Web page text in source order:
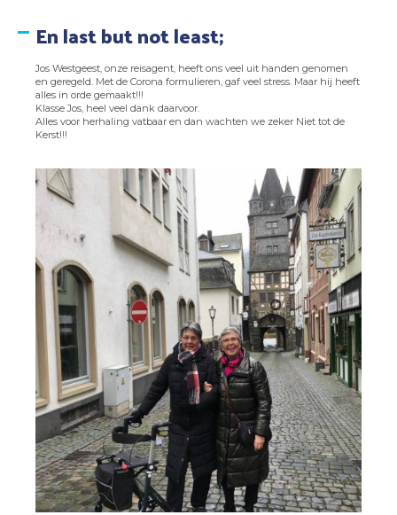
En last but not least;
Jos Westgeest, onze reisagent, heeft ons veel uit handen genomen
en geregeld. Met de Corona formulieren, gaf veel stress. Maar hij heeft
alles in orde gemaakt!!!
Klasse Jos, heel veel dank daarvoor.
Alles voor herhaling vatbaar en dan wachten we zeker Niet tot de
Kerst!!!